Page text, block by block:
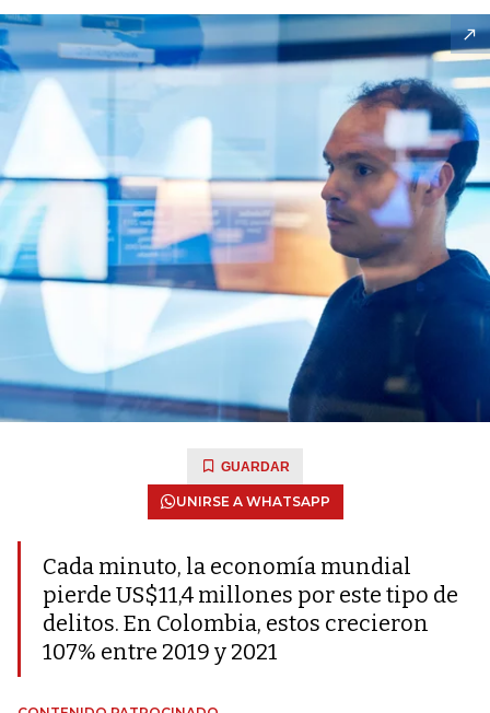
GUARDAR
UNIRSE A WHATSAPP
Cada minuto, la economía mundial
pierde US$11,4 millones por este tipo de
delitos. En Colombia, estos crecieron
107% entre 2019 y 2021